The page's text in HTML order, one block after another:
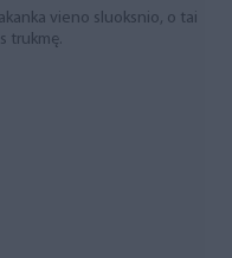
vieno sluoksnio, o tai
trukmę.